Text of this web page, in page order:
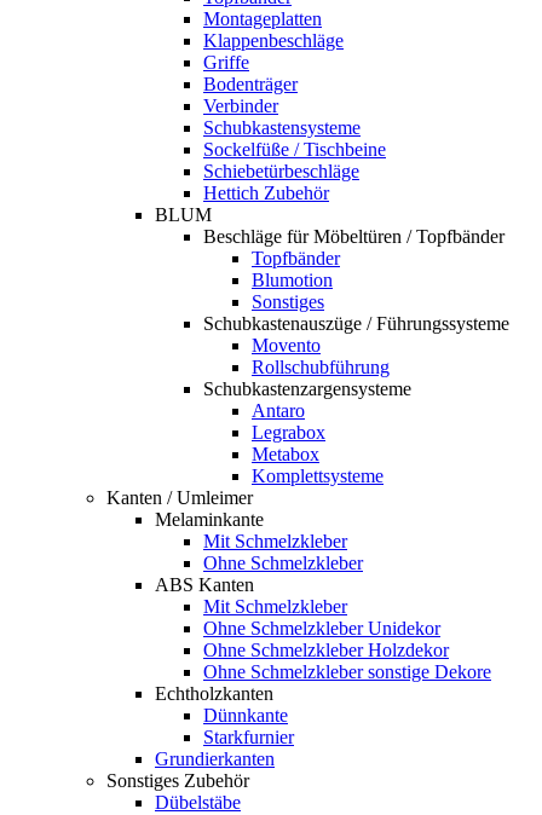
Montageplatten
Klappenbeschläge
Griffe
Bodenträger
Verbinder
Schubkastensysteme
Sockelfüße / Tischbeine
Schiebetürbeschläge
Hettich Zubehör
BLUM
Beschläge für Möbeltüren / Topfbänder
Topfbänder
Blumotion
Sonstiges
Schubkastenauszüge / Führungssysteme
Movento
Rollschubführung
Schubkastenzargensysteme
Antaro
Legrabox
Metabox
Komplettsysteme
Kanten / Umleimer
Melaminkante
Mit Schmelzkleber
Ohne Schmelzkleber
ABS Kanten
Mit Schmelzkleber
Ohne Schmelzkleber Unidekor
Ohne Schmelzkleber Holzdekor
Ohne Schmelzkleber sonstige Dekore
Echtholzkanten
Dünnkante
Starkfurnier
Grundierkanten
Sonstiges Zubehör
Dübelstäbe